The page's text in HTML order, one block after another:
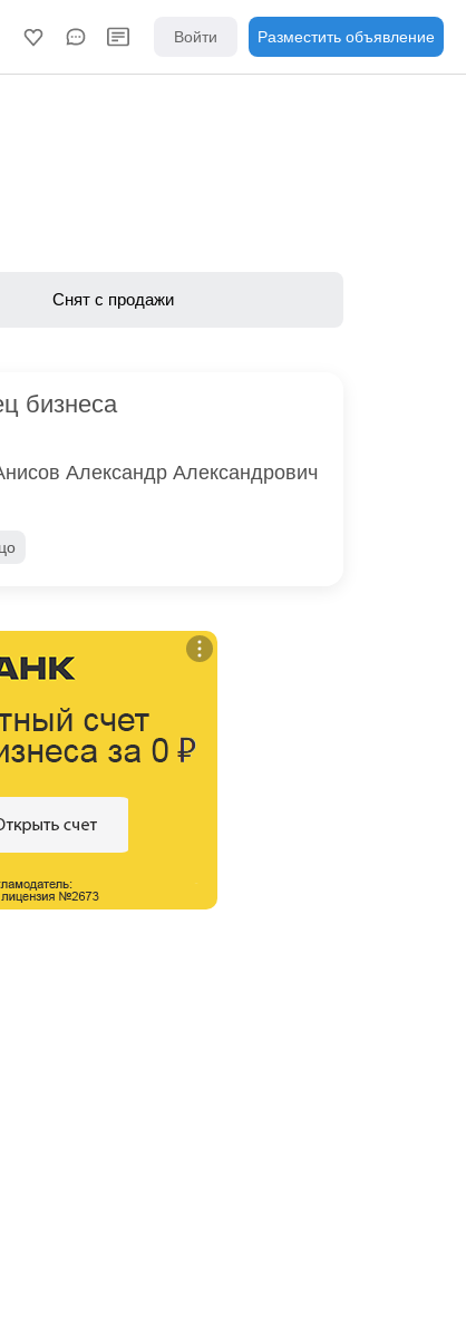
Войти Разместить объявление
Снят с продажи
бизнеса
Александр Александрович